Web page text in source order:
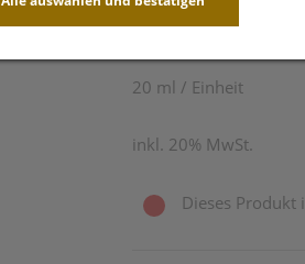
20 ml / Einheit
inkl. 20% MwSt.
Dieses